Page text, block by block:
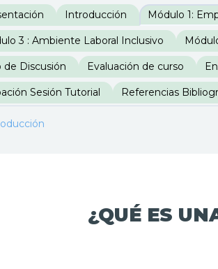
de sección
Introducción Módulo 1:
3 : Ambiente Laboral Inclusivo
de Discusión Evaluación de curso
Sesión Tutorial Referencias
¿QUÉ ES